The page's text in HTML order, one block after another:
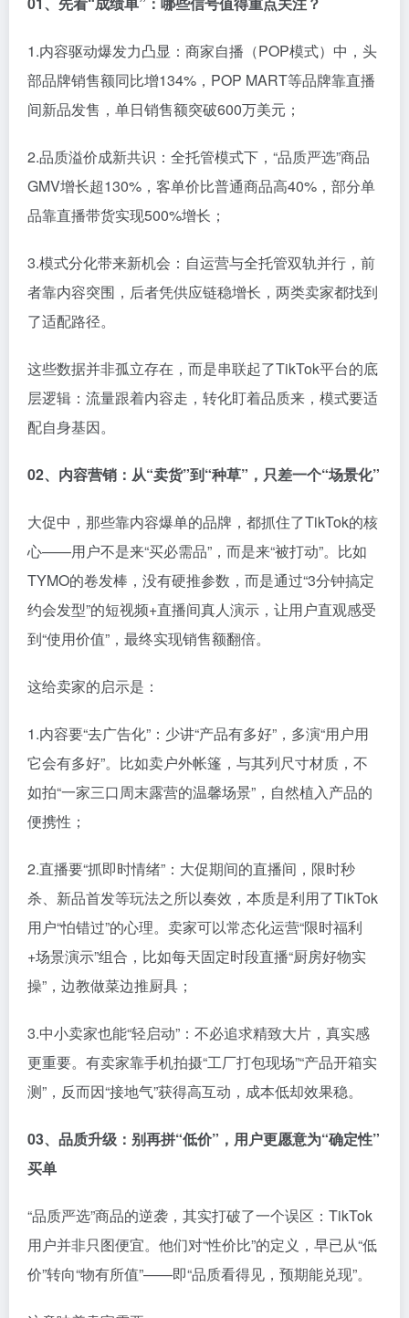
1.内容驱动爆发力凸显：商家自播（POP模式）中，头
部品牌销售额同比增134%，POP MART等品牌靠直播
间新品发售，单日销售额突破600万美元；
2.品质溢价成新共识：全托管模式下，“品质严选”商品
GMV增长超130%，客单价比普通商品高40%，部分单
品靠直播带货实现500%增长；
3.模式分化带来新机会：自运营与全托管双轨并行，前
者靠内容突围，后者凭供应链稳增长，两类卖家都找到
了适配路径。
这些数据并非孤立存在，而是串联起了TikTok平台的底
层逻辑：流量跟着内容走，转化盯着品质来，模式要适
配自身基因。
02、 内容营销：从“卖货”到“种草”，只差一个“场景化”
大促中，那些靠内容爆单的品牌，都抓住了TikTok的核
心——用户不是来“买必需品”，而是来“被打动”。比如
TYMO的卷发棒，没有硬推参数，而是通过“3分钟搞定
约会发型”的短视频+直播间真人演示，让用户直观感受
到“使用价值”，最终实现销售额翻倍。
这给卖家的启示是：
1.内容要“去广告化”：少讲“产品有多好”，多演“用户用
它会有多好”。比如卖户外帐篷，与其列尺寸材质，不
如拍“一家三口周末露营的温馨场景”，自然植入产品的
便携性；
2.直播要“抓即时情绪”：大促期间的直播间，限时秒
杀、新品首发等玩法之所以奏效，本质是利用了TikTok
用户“怕错过”的心理。卖家可以常态化运营“限时福利
+场景演示”组合，比如每天固定时段直播“厨房好物实
操”，边教做菜边推厨具；
3.中小卖家也能“轻启动”：不必追求精致大片，真实感
更重要。有卖家靠手机拍摄“工厂打包现场”“产品开箱实
测”，反而因“接地气”获得高互动，成本低却效果稳。
03、 品质升级：别再拼“低价”，用户更愿意为“确定性”
买单
“品质严选”商品的逆袭，其实打破了一个误区：TikTok
用户并非只图便宜。他们对“性价比”的定义，早已从“低
价”转向“物有所值”——即“品质看得见，预期能兑现”。